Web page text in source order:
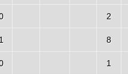
2
1 8
1